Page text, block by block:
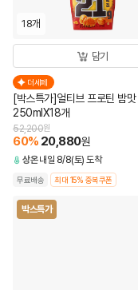
18개
담기
더세페
[박스특가]얼티브 프로틴 밤맛
250mlX18개
52,200원
60% 20,880원
상온 내일 8/8(토) 도착
무료배송 최대 15% 중복쿠폰
박스특가